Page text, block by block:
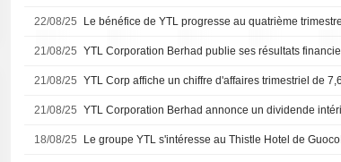
22/08/25 Le bénéfice de YTL progresse au quatrième
21/08/25
21/08/25 YTL Corp affiche un chiffre d'affaires trimestriel de
21/08/25
18/08/25 Le groupe YTL s'intéresse au Thistle Hotel de